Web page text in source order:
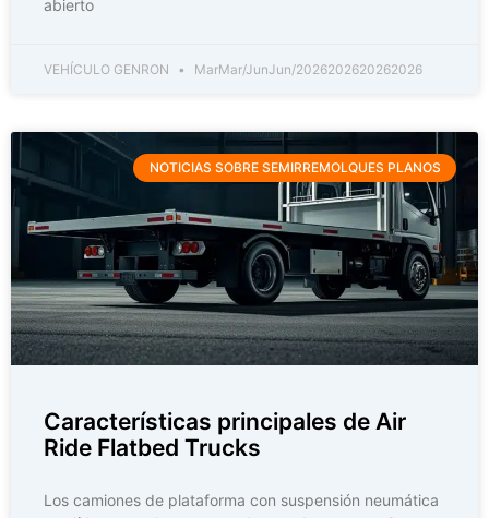
abierto
VEHÍCULO GENRON MarMar/JunJun/2026202620262026
NOTICIAS SOBRE SEMIRREMOLQUES PLANOS
Características principales de Air
Ride Flatbed Trucks
Los camiones de plataforma con suspensión neumática